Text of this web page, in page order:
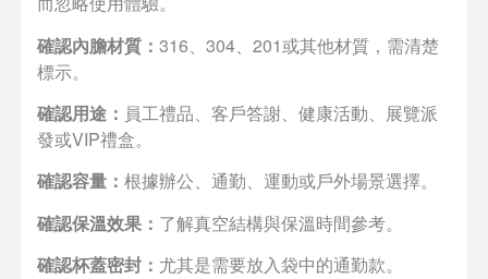
確認內膽材質： 316、304、201或其他材質，需清楚
標示。
確認用途： 員工禮品、客戶答謝、健康活動、展覽派
發或VIP禮盒。
確認容量： 根據辦公、通勤、運動或戶外場景選擇。
確認保溫效果： 了解真空結構與保溫時間參考。
確認杯蓋密封： 尤其是需要放入袋中的通勤款。